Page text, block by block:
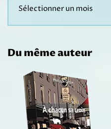
Du même auteur